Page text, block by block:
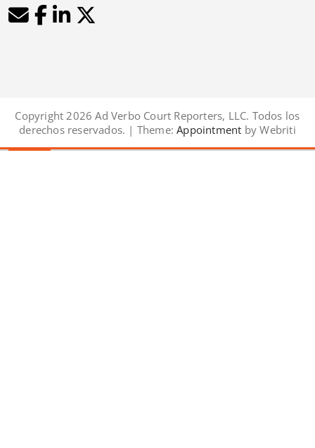
Copyright 2026 Ad Verbo Court Reporters, LLC. Todos los
derechos reservados. | Theme: Appointment by Webriti